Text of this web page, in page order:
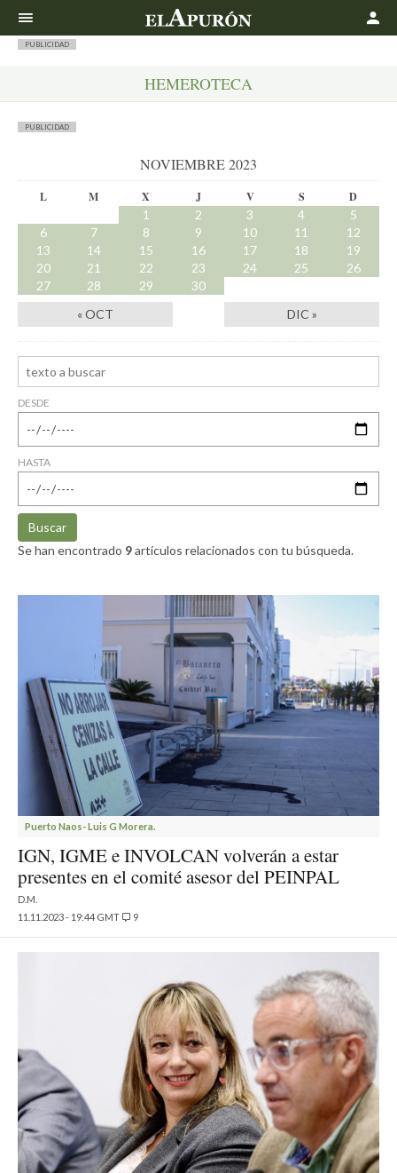
PUBLICIDAD
HEMEROTECA
PUBLICIDAD
NOVIEMBRE 2023
L M X J V S D
« OCT DIC »
1 2 3 4
5
6
7 8 9 10 11
12
13
14 15 16 17 18
19
20
21 22 23 24 25
26
27
28 29 30
DESDE
HASTA
Buscar
Se han encontrado 9artículos relacionados con tu búsqueda.
Puerto Naos- Luis G Morera.
IGN, IGME e INVOLCAN volverán a estar
presentes en el comité asesor del PEINPAL
D.M.
11.11.2023 - 19:44 GMT
9